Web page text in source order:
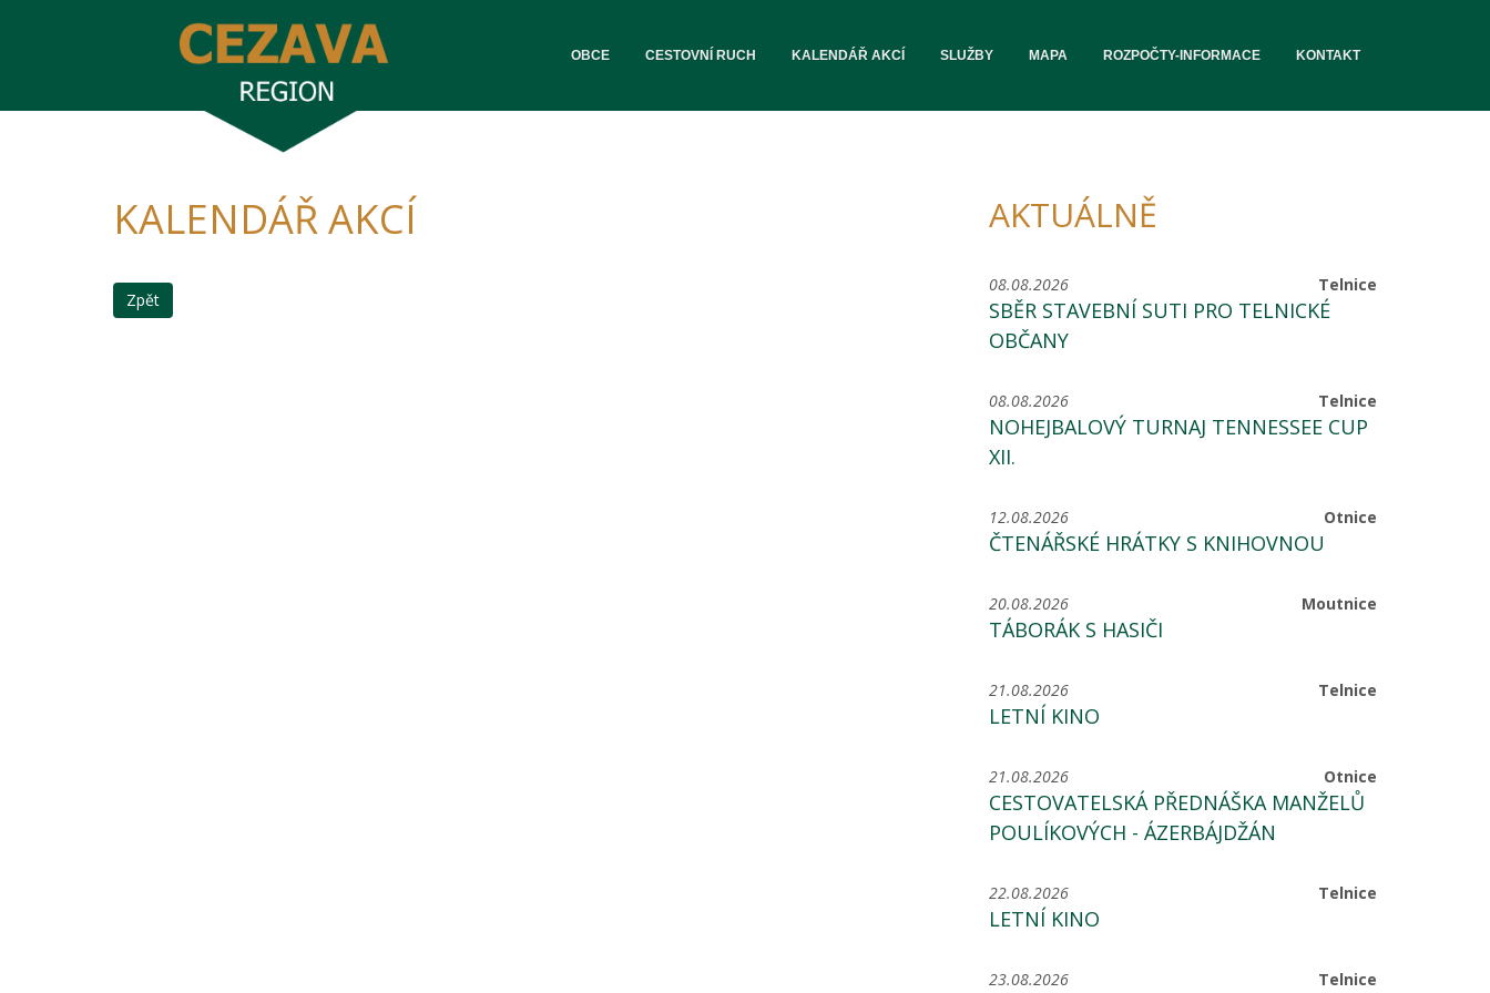
OBCE CESTOVNÍ RUCH KALENDÁŘ AKCÍ SLUŽBY MAPA ROZPOČTY-INFORMACE KONTAKT
KALENDÁŘ AKCÍ
Zpět
AKTUÁLNĚ
Telnice
08.08.2026
SBĚR STAVEBNÍ SUTI PRO TELNICKÉ
OBČANY
Telnice
08.08.2026
NOHEJBALOVÝ TURNAJ TENNESSEE CUP
XII.
Otnice
12.08.2026
ČTENÁŘSKÉ HRÁTKY S KNIHOVNOU
Moutnice
20.08.2026
TÁBORÁK S HASIČI
Telnice
21.08.2026
LETNÍ KINO
Otnice
21.08.2026
CESTOVATELSKÁ PŘEDNÁŠKA MANŽELŮ
POULÍKOVÝCH - ÁZERBÁJDŽÁN
Telnice
22.08.2026
LETNÍ KINO
Telnice
23.08.2026